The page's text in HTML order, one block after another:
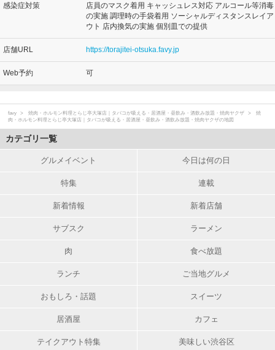
感染症対策
店員のマスク着用 キャッシュレス対応 アルコール等消毒
の実施 調理時の手袋着用 ソーシャルディスタンスレイア
ウト 店内換気の実施 個別皿での提供
店舗URL https://torajitei-otsuka.favy.jp
Web予約 可
favy 焼肉・ホルモン料理とらじ亭大塚店｜タバコが吸える・居酒屋・昼飲み・酒飲み放題・焼肉ヤクザ
焼
肉・ホルモン料理とらじ亭大塚店｜タバコが吸える・居酒屋・昼飲み・酒飲み放題・焼肉ヤクザの地図
カテゴリ一覧
グルメイベント 今日は何の日
特集 連載
新着情報 新着店舗
サブスク ラーメン
肉 食べ放題
ランチ ご当地グルメ
おもしろ・話題 スイーツ
居酒屋 カフェ
テイクアウト特集 美味しい渋谷区